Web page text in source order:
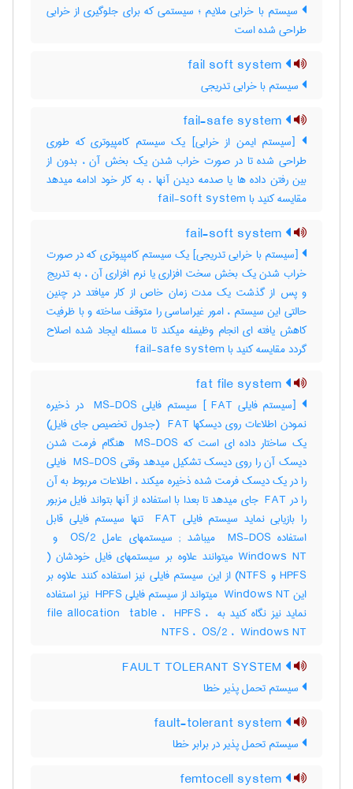
سیستم با خرابی ملایم ؛ سیستمی که برای جلوگیری از خرابی
طراحی شده است
سیستم با خرابی تدریجی
[سیستم ایمن از خرابی] یک سیستم کامپیوتری که طوری
طراحی شده تا در صورت خراب شدن یک بخش آن ، بدون از
بین رفتن داده ها یا صدمه دیدن آنها ، به کار خود ادامه میدهد
مقایسه کنید با ‎ fail-soft system
[سیستم با خرابی تدریجی] یک سیستم کامپیوتری که در صورت
خراب شدن یک بخش سخت افزاری یا نرم افزاری آن ، به تدریج
و پس از گذشت یک مدت زمان خاص از کار میافتد در چنین
حالتی این سیستم ، امور غیراساسی را متوقف ساخته و با ظرفیت
کاهش یافته ای انجام وظیفه میکند تا مسئله ایجاد شده اصلاح
گردد مقایسه کنید با ‎ fail-safe system
[سیستم فایلی ‎ FAT] سیستم فایلی ‎ MS-DOS در ذخیره
نمودن اطلاعات روی دیسکها ‎ FAT (جدول تخصیص جای فایل)
یک ساختار داده ای است که ‎ MS-DOS هنگام فرمت شدن
دیسک آن را روی دیسک تشکیل میدهد وقتی ‎ MS-DOS فایلی
را در یک دیسک فرمت شده ذخیره میکند ، اطلاعات مربوط به آن
را در ‎ FAT جای میدهد تا بعدا با استفاده از آنها بتواند فایل مزبور
را بازیابی نماید سیستم فایلی ‎ FAT تنها سیستم فایلی قابل
HPFS و ‎NTFS) از این سیستم فایلی نیز استفاده کنند علاوه بر
این ‎ Windows NT میتواند از سیستم فایلی ‎ HPFS نیز استفاده
نماید نیز نگاه کنید به ‎file allocation ‎ table ، ‎ HPFS ، ‎
NTFS ، ‎ OS/2 ، ‎ Windows NT
سیستم تحمل پذیر خطا
سیستم تحمل پذیر در برابر خطا